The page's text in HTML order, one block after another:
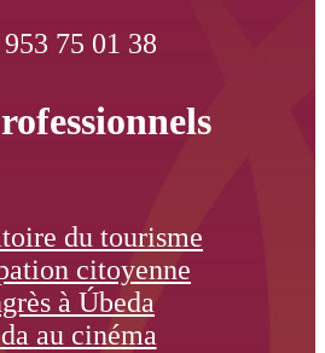
75 01 38
du tourisme
citoyenne
à Úbeda
au cinéma